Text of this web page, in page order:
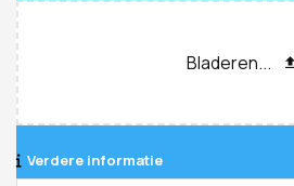
Bladeren...
Verdere informatie